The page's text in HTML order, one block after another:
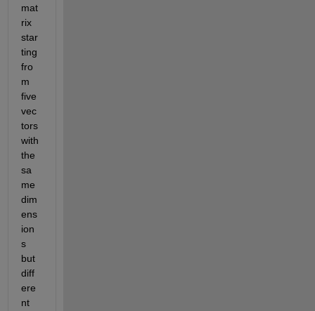
mat
rix
star
ting
fro
m
five
vec
tors
with
the
sa
me
dim
ens
ion
s
but
diff
ere
nt